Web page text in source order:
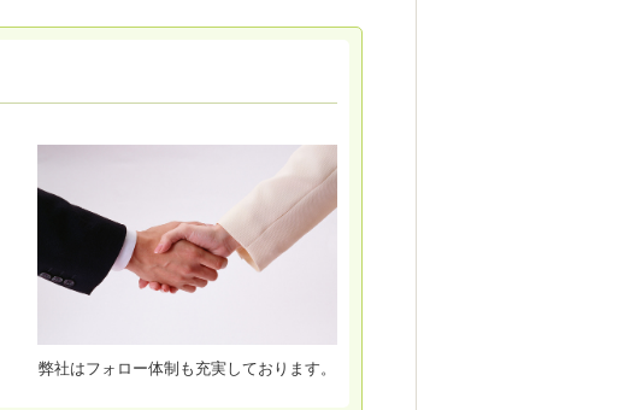
弊社はフォロー体制も充実しております。